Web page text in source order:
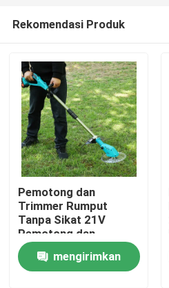
Rumah
Produk
Rekomendasi Produk
Pemotong dan
Trimmer Rumput
Tanpa Sikat 21V ️
Pemotong dan
Trimmer Rumput
Baterai dengan Sistem
Trimmer Rumput
mengirimkan